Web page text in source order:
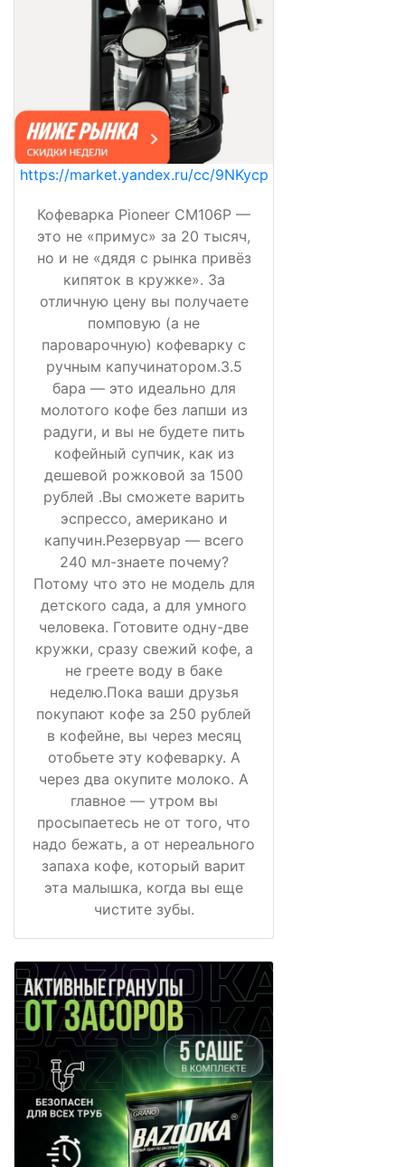
https://market.yandex.ru/cc/9NKycp
Кофеварка Pioneer CM106P —
это не «примус» за 20 тысяч,
но и не «дядя с рынка привёз
кипяток в кружке». За
отличную цену вы получаете
помповую (а не
пароварочную) кофеварку с
ручным капучинатором.3.5
бара — это идеально для
молотого кофе без лапши из
радуги, и вы не будете пить
кофейный супчик, как из
дешевой рожковой за 1500
рублей .Вы сможете варить
эспрессо, американо и
капучин.Резервуар — всего
240 мл-знаете почему?
Потому что это не модель для
детского сада, а для умного
человека. Готовите одну-две
кружки, сразу свежий кофе, а
не греете воду в баке
неделю.Пока ваши друзья
покупают кофе за 250 рублей
в кофейне, вы через месяц
отобьете эту кофеварку. А
через два окупите молоко. А
главное — утром вы
просыпаетесь не от того, что
надо бежать, а от нереального
запаха кофе, который варит
эта малышка, когда вы еще
чистите зубы.